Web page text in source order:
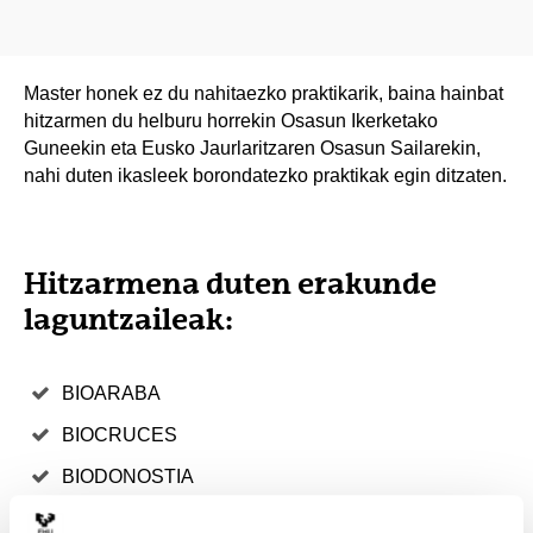
Master honek ez du nahitaezko praktikarik, baina hainbat
hitzarmen du helburu horrekin Osasun Ikerketako
Guneekin eta Eusko Jaurlaritzaren Osasun Sailarekin,
nahi duten ikasleek borondatezko praktikak egin ditzaten.
Hitzarmena duten erakunde
laguntzaileak:
BIOARABA
BIOCRUCES
BIODONOSTIA